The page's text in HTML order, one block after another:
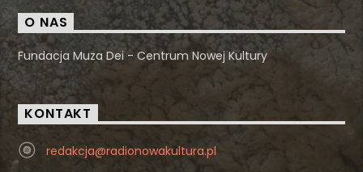
O NAS
Fundacja Muza Dei - Centrum Nowej Kultury
KONTAKT
redakcja@radionowakultura.pl